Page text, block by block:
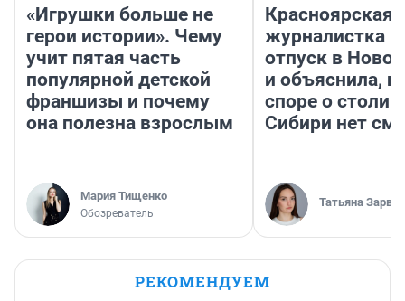
«Игрушки больше не
герои истории». Чему
учит пятая часть
популярной детской
франшизы и почему
она полезна взрослым
Мария Тищенко
Обозреватель
Красноярская
журналистка
отпуск в
и объяснила,
споре о
Сибири нет
Татьяна Зарва
РЕКОМЕНДУЕМ